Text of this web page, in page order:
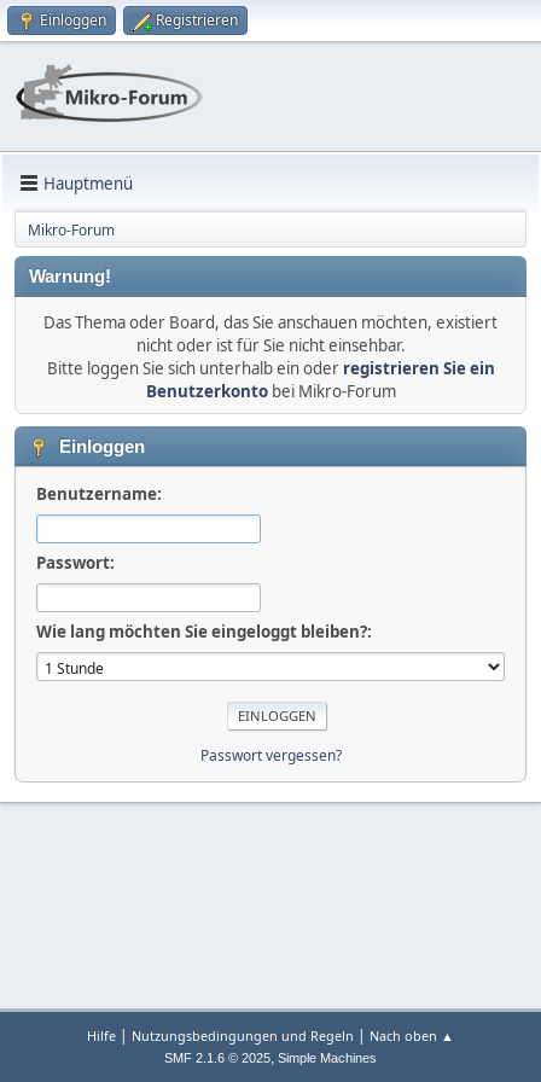
Einloggen Registrieren
Hauptmenü
Mikro-Forum
Warnung!
Das Thema oder Board, das Sie anschauen möchten, existiert
nicht oder ist für Sie nicht einsehbar.
Bitte loggen Sie sich unterhalb ein oder registrieren Sie ein
Benutzerkontobei Mikro-Forum
Einloggen
Benutzername:
Passwort:
Wie lang möchten Sie eingeloggt bleiben?:
Passwort vergessen?
Hilfe | Nutzungsbedingungen und Regeln | Nach oben ▲
SMF 2.1.6 © 2025, Simple Machines